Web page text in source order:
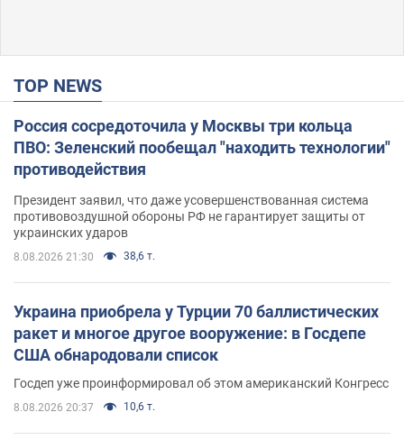
TOP NEWS
Россия сосредоточила у Москвы три кольца
ПВО: Зеленский пообещал "находить технологии"
противодействия
Президент заявил, что даже усовершенствованная система
противовоздушной обороны РФ не гарантирует защиты от
украинских ударов
8.08.2026 21:30 38,6 т.
Украина приобрела у Турции 70 баллистических
ракет и многое другое вооружение: в Госдепе
США обнародовали список
Госдеп уже проинформировал об этом американский Конгресс
8.08.2026 20:37 10,6 т.